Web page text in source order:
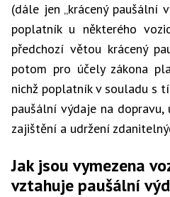
(dále jen „krácený paušální
poplatník u některého
předchozí větou krácený
potom pro účely zákona
nichž poplatník v souladu s
paušální výdaje na
zajištění a udržení
Jak jsou vymezena
vztahuje paušální